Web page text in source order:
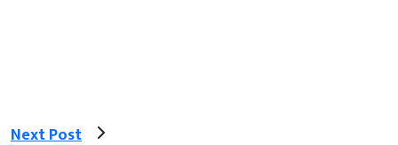
Next Post